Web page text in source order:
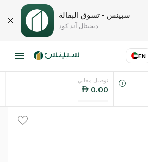
سبينس - تسوق البقالة
ديجيتال آند كود
EN
اللغةتوصيل مجاني
0.00